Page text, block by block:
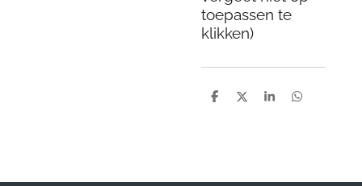
toepassen te
klikken)
D
D
S
D